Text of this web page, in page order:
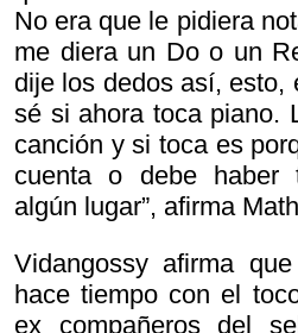
No era que le pidiera
me diera un Do o un
dije los dedos así, esto,
sé si ahora toca piano.
canción y si toca es
cuenta o debe haber
algún lugar”, afirma
Vidangossy afirma
hace tiempo con el
ex compañeros del